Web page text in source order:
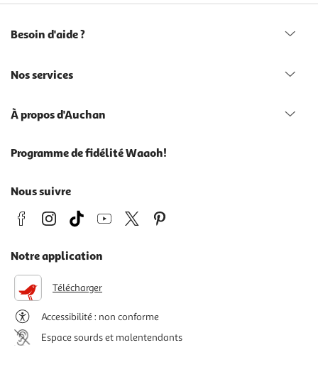
Besoin d'aide ?
Nos services
À propos d'Auchan
Programme de fidélité Waaoh!
Nous suivre
Notre application
Télécharger
Accessibilité : non conforme
Espace sourds et malentendants